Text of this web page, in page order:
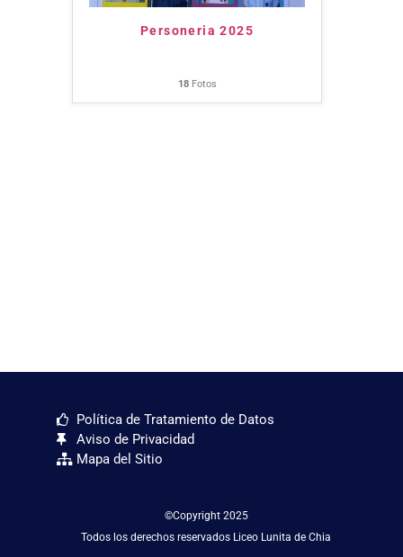
Personeria 2025
18Fotos
Política de Tratamiento de Datos
Aviso de Privacidad
Mapa del Sitio
©Copyright 2025
Todos los derechos reservados Liceo Lunita de Chia